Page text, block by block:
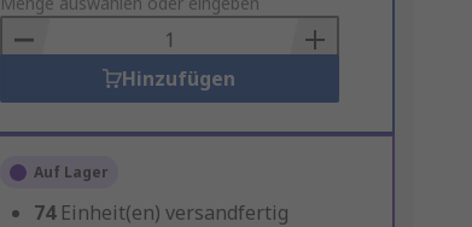
Basket
Hinzufügen
Auf Lager
74 Einheit(en) versandfertig